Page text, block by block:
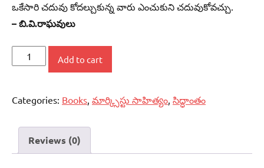
ఒకేసారి చదువు కోదల్చుకున్న వారు ఎంచుకుని చదువుకోవచ్చు.
– బి.వి.రాఘవులు
కర్తవ్యాలు
Add to cart
Categories: Books, మార్క్సిస్టు సాహిత్యం, సిద్ధాంతం
Reviews (0)